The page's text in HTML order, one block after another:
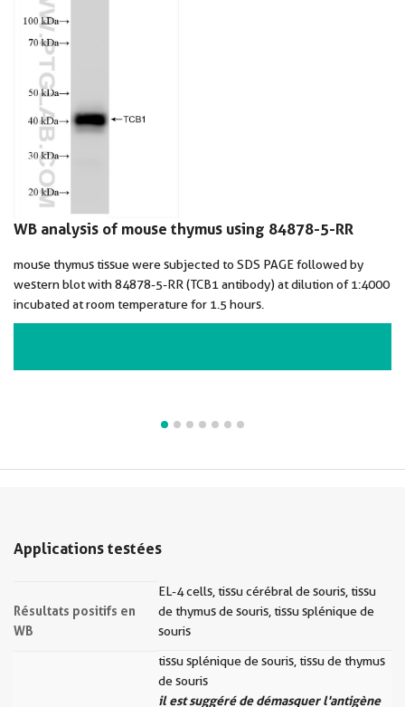
WB analysis of mouse thymus using 84878-5-RR
mouse thymus tissue were subjected to SDS PAGE followed by
western blot with 84878-5-RR (TCB1 antibody) at dilution of 1:4000
incubated at room temperature for 1.5 hours.
Applications testées
Résultats positifs en
WB
EL-4 cells, tissu cérébral de souris, tissu
de thymus de souris, tissu splénique de
souris
tissu splénique de souris, tissu de thymus
de souris
il est suggéré de démasquer l'antigène